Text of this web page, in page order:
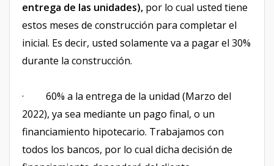
entrega de las unidades), por lo cual usted tiene
estos meses de construcción para completar el
inicial. Es decir, usted solamente va a pagar el 30%
durante la construcción.
· 60% a la entrega de la unidad (Marzo del
2022), ya sea mediante un pago final, o un
financiamiento hipotecario. Trabajamos con
todos los bancos, por lo cual dicha decisión de